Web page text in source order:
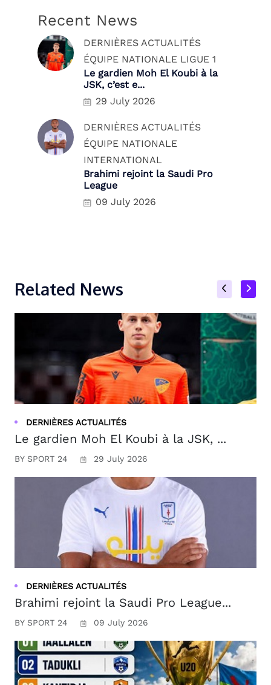
Recent News
DERNIÈRES ACTUALITÉS
ÉQUIPE NATIONALE LIGUE 1
Le gardien Moh El Koubi à la
JSK, c’est e...
29 July 2026
DERNIÈRES ACTUALITÉS
ÉQUIPE NATIONALE
INTERNATIONAL
Brahimi rejoint la Saudi Pro
League
09 July 2026
Related News
DERNIÈRES ACTUALITÉS
Le gardien Moh El Koubi à la JSK, ...
BY SPORT 24 29 July 2026
DERNIÈRES ACTUALITÉS
Brahimi rejoint la Saudi Pro League...
BY SPORT 24 09 July 2026